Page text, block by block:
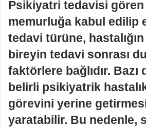
Psikiyatri tedavisi
memurluğa kabul edilip
tedavi türüne,
bireyin tedavi sonrası
faktörlere bağlıdır. Bazı
belirli psikiyatrik
görevini yerine
yaratabilir. Bu nedenle,